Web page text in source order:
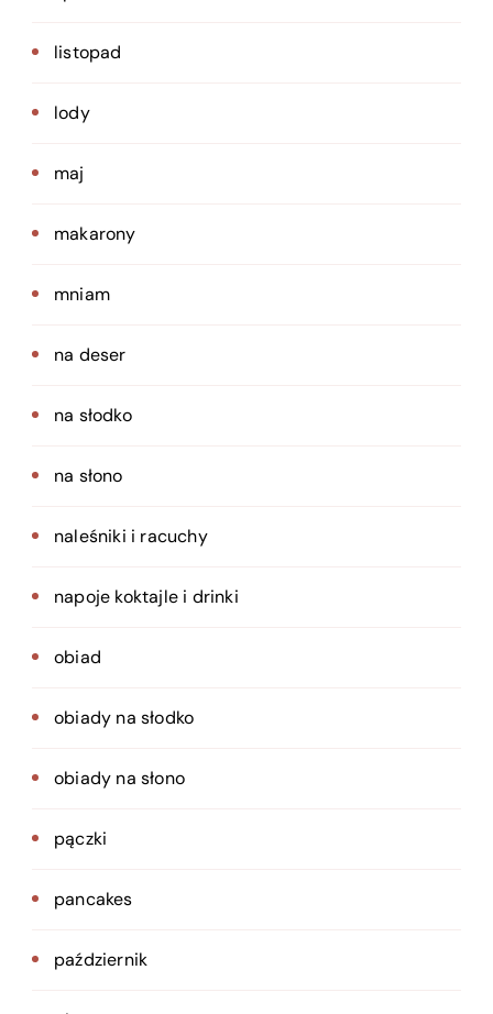
listopad
lody
maj
makarony
mniam
na deser
na słodko
na słono
naleśniki i racuchy
napoje koktajle i drinki
obiad
obiady na słodko
obiady na słono
pączki
pancakes
październik